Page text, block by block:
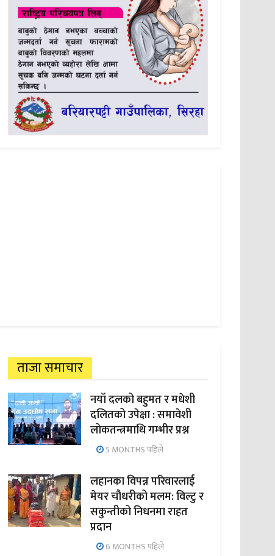
ताजा समाचार
नयाँ दलको बहुमत र मधेशी
दलितको उपेक्षा : समावेशी
लोकतन्त्रमाथि गम्भीर प्रश्न
5 MONTHS पहिले
लहानका विपन्न परिवारलाई
मेयर चौधरीको मलम: विल्टु र
सकुन्तीको निधनमा राहत
प्रदान
6 MONTHS पहिले